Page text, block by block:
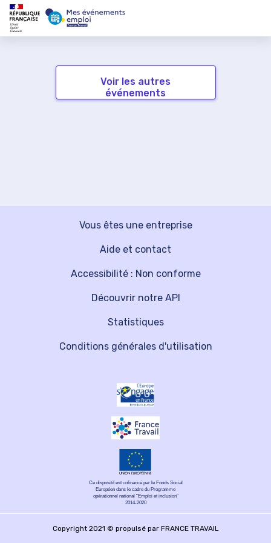
Voir les autres
événements
Vous êtes une entreprise
Découvrir notre API
Aide et contact
Statistiques
Accessibilité : Non conforme
Conditions générales d'utilisation
Ce dispositif est cofinancé par le Fonds Social
Européen dans le cadre du Programme
opérationnel national "Emploi et inclusion"
2014-2020
Copyright 2021 © propulsé par FRANCE TRAVAIL